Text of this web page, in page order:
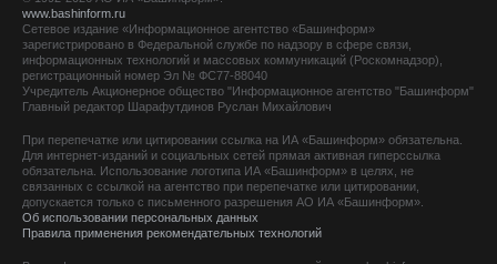
www.bashinform.ru
Сетевое издание «Информационное агентство «Башинформ»
зарегистрировано в Федеральной службе по надзору в сфере связи,
информационных технологий и массовых коммуникаций (Роскомнадзор),
регистрационный номер Эл № ФС77-88040
Учредитель Акционерное общество "Информационное агентство "Башинформ"
Главный редактор Шарафутдинов Руслан Михайлович
При перепечатке или цитировании ссылка на ИА «Башинформ» обязательна.
Для интернет-изданий и социальных сетей прямая активная гиперссылка
обязательна. Использование логотипа ИА «Башинформ» в целях, не
связанных с ссылкой на агентство при перепечатке или цитировании,
допускается только с письменного разрешения АО ИА «Башинформ».
Об использовании персональных данных
Правила применения рекомендательных технологий